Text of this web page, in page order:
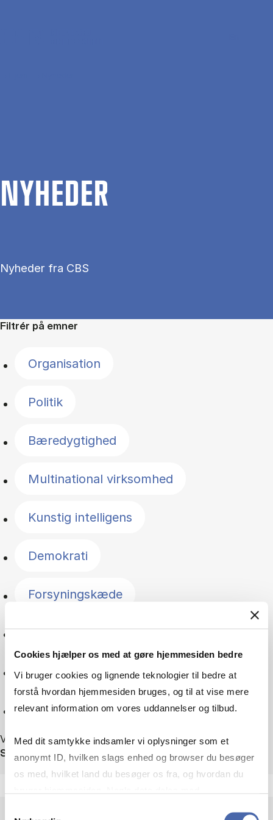
Cookies hjælper os med at gøre hjemmesiden bedre
Vi bruger cookies og lignende teknologier til bedre at
forstå hvordan hjemmesiden bruges, og til at vise mere
relevant information om vores uddannelser og tilbud.
Med dit samtykke indsamler vi oplysninger som et
anonymt ID, hvilken slags enhed og browser du besøger
os med, hvilket land du besøger os fra, og hvordan du
NYHE­DER
Nyheder fra CBS
Filtrér på emner
Organisation
Politik
Bæredygtighed
Multinational virksomhed
Kunstig intelligens
Demokrati
Forsyningskæde
Geopolitik
Immigration
Nulstil
Viser 75 ud af 75 nyheder
Sortér efter